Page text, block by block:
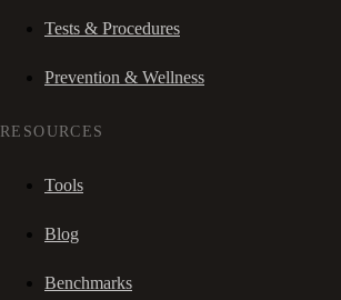
Tests & Procedures
Prevention & Wellness
RESOURCES
Tools
Blog
Benchmarks